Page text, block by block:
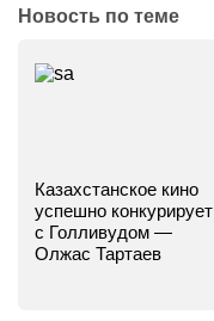
Новость по теме
Казахстанское кино
успешно конкурирует
с Голливудом —
Олжас Тартаев